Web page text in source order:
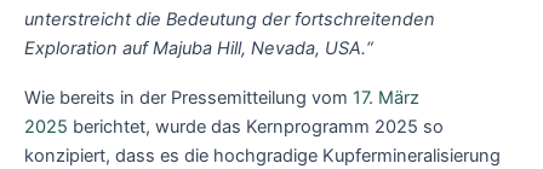
unterstreicht die Bedeutung der fortschreitenden
Exploration auf Majuba Hill, Nevada, USA.“
Wie bereits in der Pressemitteilung vom 17. März
2025 berichtet, wurde das Kernprogramm 2025 so
konzipiert, dass es die hochgradige Kupfermineralisierung